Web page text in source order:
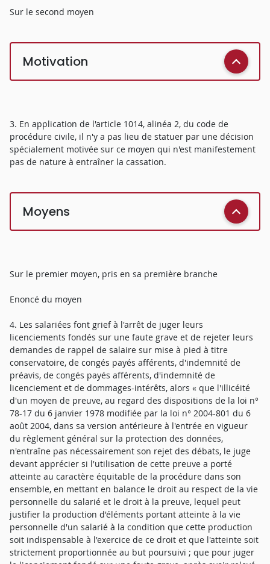
Sur le second moyen
Motivation
3. En application de l'article 1014, alinéa 2, du code de
procédure civile, il n'y a pas lieu de statuer par une décision
spécialement motivée sur ce moyen qui n'est manifestement
pas de nature à entraîner la cassation.
Moyens
Sur le premier moyen, pris en sa première branche
Enoncé du moyen
4. Les salariées font grief à l'arrêt de juger leurs
licenciements fondés sur une faute grave et de rejeter leurs
demandes de rappel de salaire sur mise à pied à titre
conservatoire, de congés payés afférents, d'indemnité de
préavis, de congés payés afférents, d'indemnité de
licenciement et de dommages-intérêts, alors « que l'illicéité
d'un moyen de preuve, au regard des dispositions de la loi n°
78-17 du 6 janvier 1978 modifiée par la loi n° 2004-801 du 6
août 2004, dans sa version antérieure à l'entrée en vigueur
du règlement général sur la protection des données,
n'entraîne pas nécessairement son rejet des débats, le juge
devant apprécier si l'utilisation de cette preuve a porté
atteinte au caractère équitable de la procédure dans son
ensemble, en mettant en balance le droit au respect de la vie
personnelle du salarié et le droit à la preuve, lequel peut
justifier la production d'éléments portant atteinte à la vie
personnelle d'un salarié à la condition que cette production
soit indispensable à l'exercice de ce droit et que l'atteinte soit
strictement proportionnée au but poursuivi ; que pour juger